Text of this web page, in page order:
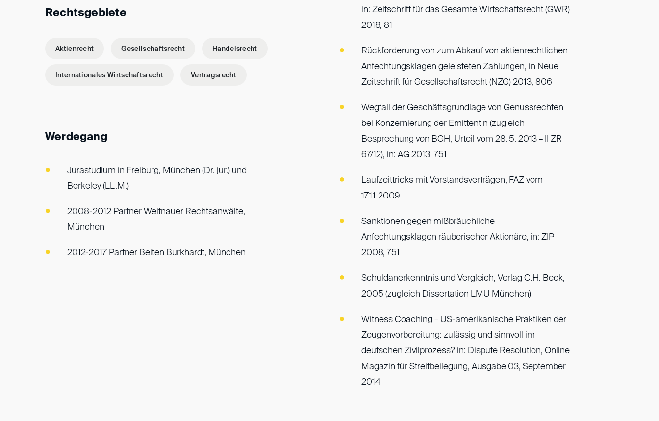
Rechtsgebiete
Aktienrecht Gesellschaftsrecht Handelsrecht
Internationales Wirtschaftsrecht Vertragsrecht
Werdegang
Jurastudium in Freiburg, München (Dr. jur.) und
Berkeley (LL.M.)
2008-2012 Partner Weitnauer Rechtsanwälte,
München
2012-2017 Partner Beiten Burkhardt, München
in: Zeitschrift für das Gesamte Wirtschaftsrecht (GWR)
2018, 81
Rückforderung von zum Abkauf von aktienrechtlichen
Anfechtungsklagen geleisteten Zahlungen, in Neue
Zeitschrift für Gesellschaftsrecht (NZG) 2013, 806
Wegfall der Geschäftsgrundlage von Genussrechten
bei Konzernierung der Emittentin (zugleich
Besprechung von BGH, Urteil vom 28. 5. 2013 – II ZR
67/12), in: AG 2013, 751
Laufzeittricks mit Vorstandsverträgen, FAZ vom
17.11.2009
Sanktionen gegen mißbräuchliche
Anfechtungsklagen räuberischer Aktionäre, in: ZIP
2008, 751
Schuldanerkenntnis und Vergleich, Verlag C.H. Beck,
2005 (zugleich Dissertation LMU München)
Witness Coaching – US-amerikanische Praktiken der
Zeugenvorbereitung: zulässig und sinnvoll im
deutschen Zivilprozess? in: Dispute Resolution, Online
Magazin für Streitbeilegung, Ausgabe 03, September
2014